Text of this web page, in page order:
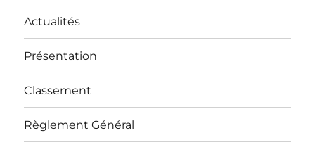
Actualités
Présentation
Classement
Règlement Général